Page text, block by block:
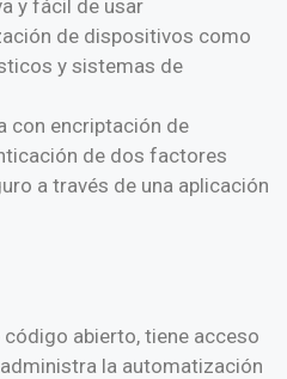
y fácil de usar
de dispositivos como
y sistemas de
con encriptación de
de dos factores
a través de una aplicación
abierto, tiene acceso
la automatización